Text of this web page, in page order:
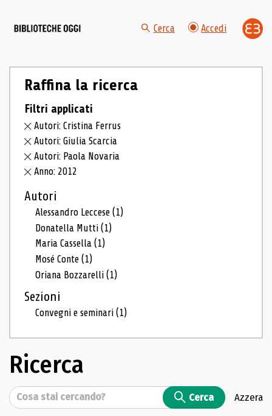
Cerca Accedi
Raffina la ricerca
Filtri applicati
Autori: Cristina Ferrus
Autori: Giulia Scarcia
Autori: Paola Novaria
Anno: 2012
Autori
Alessandro Leccese(1)
Donatella Mutti(1)
Maria Cassella(1)
Mosé Conte(1)
Oriana Bozzarelli(1)
Sezioni
Convegni e seminari(1)
Ricerca
Cerca Cerca Azzera